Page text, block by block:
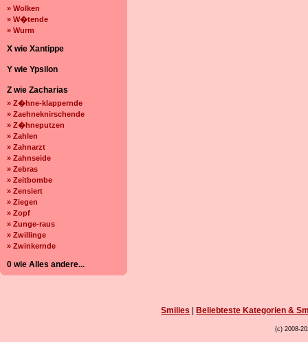
» Wolken
» W�tende
» Wurm
X wie Xantippe
Y wie Ypsilon
Z wie Zacharias
» Z�hne-klappernde
» Zaehneknirschende
» Z�hneputzen
» Zahlen
» Zahnarzt
» Zahnseide
» Zebras
» Zeitbombe
» Zensiert
» Ziegen
» Zopf
» Zunge-raus
» Zwillinge
» Zwinkernde
0 wie Alles andere...
Smilies Beliebteste Kategorien &
(c) 2008-